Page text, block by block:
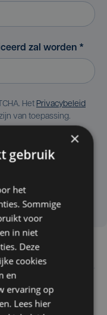
zal worden *
Het Privacybeleid
van toepassing.
×
gebruik
het
Sommige
voor
in niet
Deze
cookies
en
ervaring op
Lees hier